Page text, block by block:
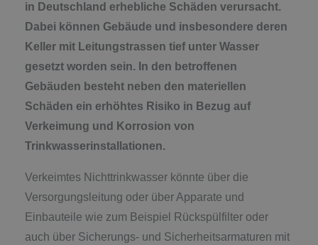
in Deutschland erhebliche Schäden verursacht.
Dabei können Gebäude und insbesondere deren
Keller mit Leitungstrassen tief unter Wasser
gesetzt worden sein. In den betroffenen
Gebäuden besteht neben den materiellen
Schäden ein erhöhtes Risiko in Bezug auf
Verkeimung und Korrosion von
Trinkwasserinstallationen.
Verkeimtes Nichttrinkwasser könnte über die
Versorgungsleitung oder über Apparate und
Einbauteile wie zum Beispiel Rückspülfilter oder
auch über Sicherungs- und Sicherheitsarmaturen mit